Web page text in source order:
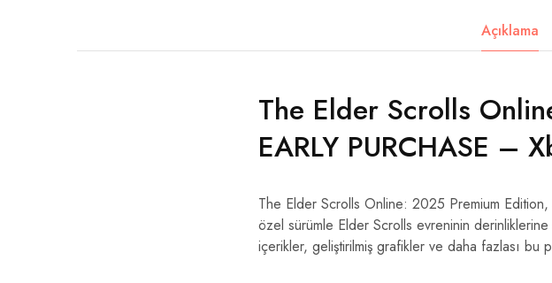
Açıklama
The Elder Scrolls
EARLY PURCHASE –
The Elder Scrolls Online: 2025 Premium
özel sürümle Elder Scrolls evreninin
içerikler, geliştirilmiş grafikler ve daha fazlası bu